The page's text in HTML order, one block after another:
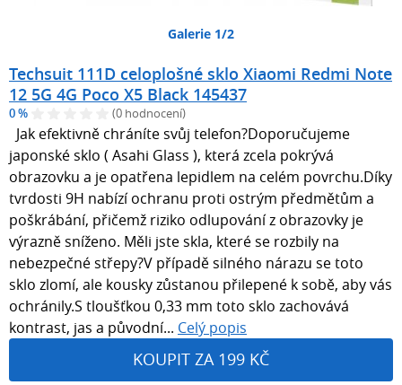
Galerie 1/2
Techsuit 111D celoplošné sklo Xiaomi Redmi Note
12 5G 4G Poco X5 Black 145437
0 % (0 hodnocení)
Jak efektivně chráníte svůj telefon?Doporučujeme
japonské sklo ( Asahi Glass ), která zcela pokrývá
obrazovku a je opatřena lepidlem na celém povrchu.Díky
tvrdosti 9H nabízí ochranu proti ostrým předmětům a
poškrábání, přičemž riziko odlupování z obrazovky je
výrazně sníženo. Měli jste skla, které se rozbily na
nebezpečné střepy?V případě silného nárazu se toto
sklo zlomí, ale kousky zůstanou přilepené k sobě, aby vás
ochránily.S tloušťkou 0,33 mm toto sklo zachovává
kontrast, jas a původní... Celý popis
KOUPIT ZA 199 KČ